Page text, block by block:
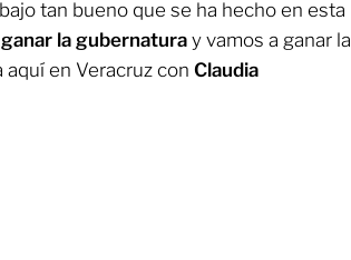
tan bueno que se ha hecho en esta
ganar la gubernatura y vamos a ganar la
en Veracruz con Claudia